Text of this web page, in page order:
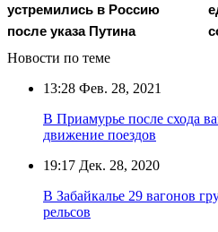
устремились в Россию
после указа Путина
Новости по теме
13:28 Фев. 28, 2021
В Приамурье после схода
движение поездов
19:17 Дек. 28, 2020
В Забайкалье 29 вагонов
рельсов